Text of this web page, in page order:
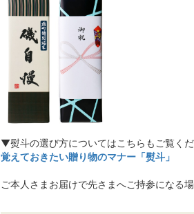
▼熨斗の選び方についてはこちらもご覧く
覚えておきたい贈り物のマナー「熨斗」
ご本人さまお届けで先さまへご持参になる